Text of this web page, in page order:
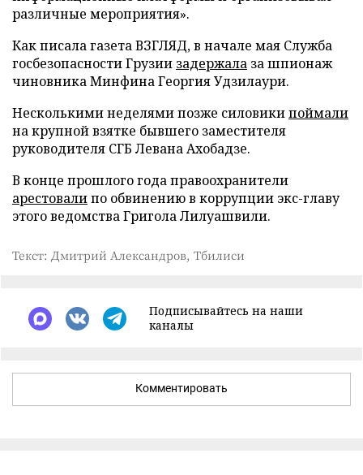
различные мероприятия».
Как писала газета ВЗГЛЯД, в начале мая Служба
госбезопасности Грузии задержала за шпионаж
чиновника Минфина Георгия Удзилаури.
Несколькими неделями позже силовикипоймали
на крупной взятке бывшего заместителя
руководителя СГБ Левана Ахобадзе.
В конце прошлого года правоохранители
арестовалипо обвинению в коррупции экс-главу
этого ведомства Григола Лилуашвили.
Текст: Дмитрий Александров, Тбилиси
Подписывайтесь на наши
каналы
Комментировать